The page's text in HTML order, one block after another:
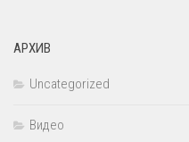
АРХИВ
Uncategorized
Видео